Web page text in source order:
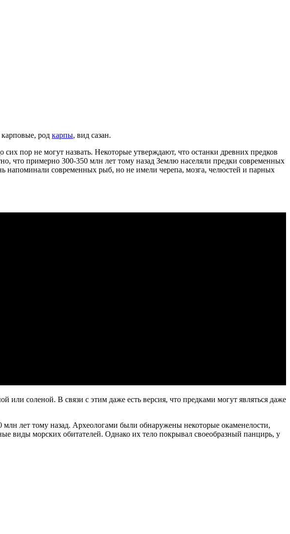
род карпы, вид сазан.
пор не могут назвать. Некоторые утверждают, что останки древних предков
что примерно 300-350 млн лет тому назад Землю населяли предки современных
напоминали современных рыб, но не имели черепа, мозга, челюстей и парных
соленой. В связи с этим даже есть версия, что предками могут являться даже
лет тому назад. Археологами были обнаружены некоторые окаменелости,
виды морских обитателей. Однако их тело покрывал своеобразный панцирь, у